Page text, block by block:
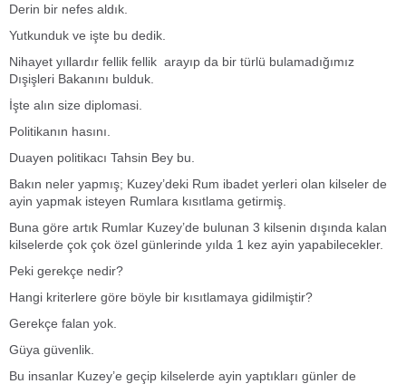
Derin bir nefes aldık.
Yutkunduk ve işte bu dedik.
Nihayet yıllardır fellik fellik arayıp da bir türlü bulamadığımız
Dışişleri Bakanını bulduk.
İşte alın size diplomasi.
Politikanın hasını.
Duayen politikacı Tahsin Bey bu.
Bakın neler yapmış; Kuzey’deki Rum ibadet yerleri olan kilseler de
ayin yapmak isteyen Rumlara kısıtlama getirmiş.
Buna göre artık Rumlar Kuzey’de bulunan 3 kilsenin dışında kalan
kilselerde çok çok özel günlerinde yılda 1 kez ayin yapabilecekler.
Peki gerekçe nedir?
Hangi kriterlere göre böyle bir kısıtlamaya gidilmiştir?
Gerekçe falan yok.
Güya güvenlik.
Bu insanlar Kuzey’e geçip kilselerde ayin yaptıkları günler de